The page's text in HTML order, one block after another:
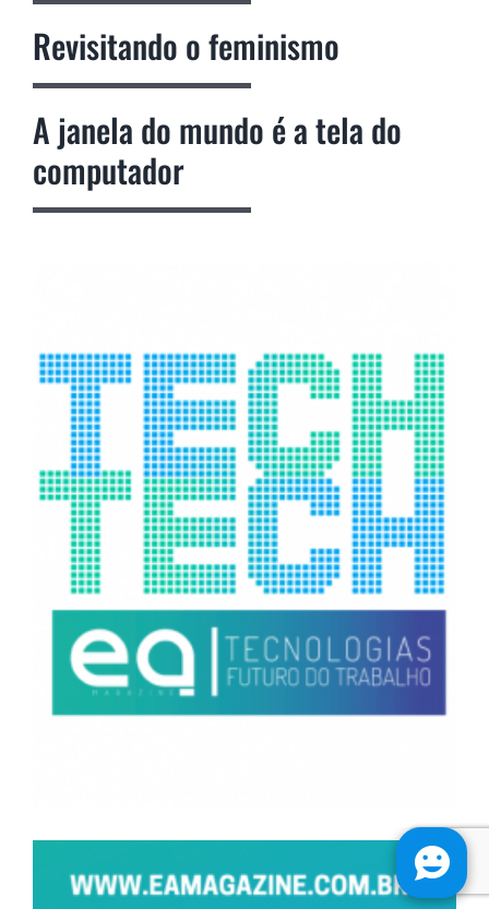
Revisitando o feminismo
A janela do mundo é a tela do
computador